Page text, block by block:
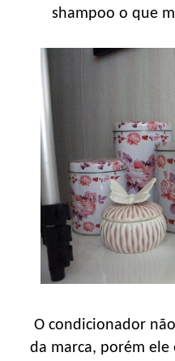
shampoo o que
O condicionador
da marca, porém